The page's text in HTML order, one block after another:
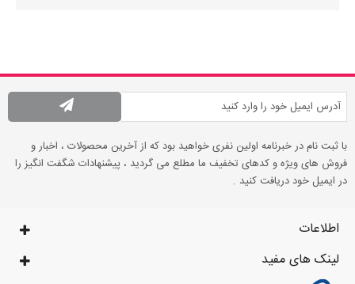
با ثبت نام در خبرنامه اولین نفری خواهید بود که از آخرین محصولات ، اخبار و
فروش های ویژه و کدهای تخفیف ما مطلع می گردید ، پیشنهادات شگفت انگیز را
در ایمیل خود دریافت کنید .
اطلاعات
لینک های مفید